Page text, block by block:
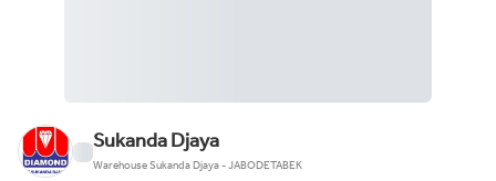
Sukanda Djaya
Warehouse Sukanda Djaya - JABODETABEK